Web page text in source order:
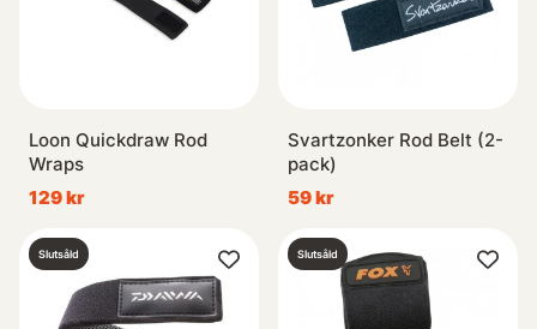
Loon Quickdraw Rod
Wraps
129 kr
Svartzonker Rod Belt (2-
pack)
59 kr
Slutsåld Slutsåld